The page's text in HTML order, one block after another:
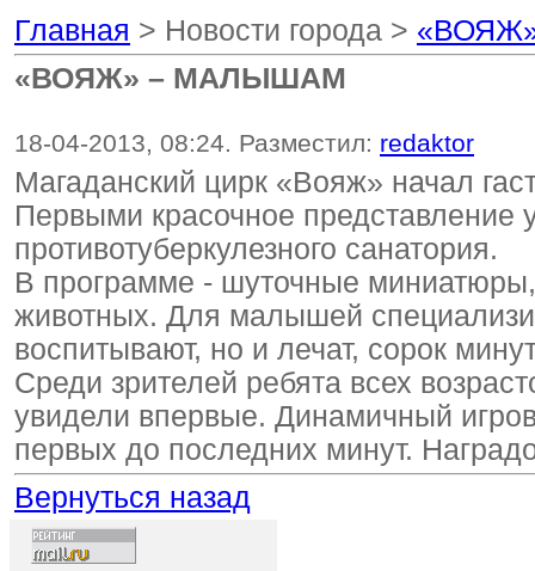
Главная > Новости города >
«ВОЯЖ» – МАЛЫШАМ
18-04-2013, 08:24. Разместил: redaktor
Магаданский цирк «Вояж» начал
Первыми красочное представление
противотуберкулезного санатория.
В программе - шуточные
животных. Для малышей
воспитывают, но и лечат, сорок
Среди зрителей ребята всех
увидели впервые. Динамичный
первых до последних минут.
Вернуться назад